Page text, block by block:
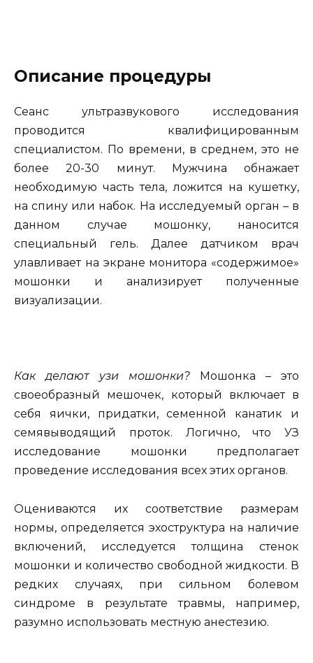
Описание процедуры
Сеанс ультразвукового исследования
проводится квалифицированным
специалистом. По времени, в среднем, это не
более 20-30 минут. Мужчина обнажает
необходимую часть тела, ложится на кушетку,
на спину или набок. На исследуемый орган – в
данном случае мошонку, наносится
специальный гель. Далее датчиком врач
улавливает на экране монитора «содержимое»
мошонки и анализирует полученные
визуализации.
Как делают узи мошонки? Мошонка – это
своеобразный мешочек, который включает в
себя яички, придатки, семенной канатик и
семявыводящий проток. Логично, что УЗ
исследование мошонки предполагает
проведение исследования всех этих органов.
Оцениваются их соответствие размерам
нормы, определяется эхоструктура на наличие
включений, исследуется толщина стенок
мошонки и количество свободной жидкости. В
редких случаях, при сильном болевом
синдроме в результате травмы, например,
разумно использовать местную анестезию.